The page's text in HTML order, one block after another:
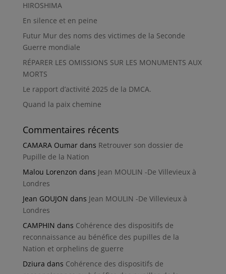
HIROSHIMA
En silence et en peine
Futur Mur des noms des victimes de la Seconde
Guerre mondiale
RÉPARER LES OMISSIONS SUR LES MONUMENTS AUX
MORTS
Le rapport d’activité 2025 de la DMCA.
Quand la paix chemine
Commentaires récents
CAMARA Oumardans Retrouver son dossier de
Pupille de la Nation
Malou Lorenzon dans Jean MOULIN -De Villevieux à
Londres
Jean GOUJON dans Jean MOULIN -De Villevieux à
Londres
CAMPHIN dans Cohérence des dispositifs de
reconnaissance au bénéfice des pupilles de la
Nation et orphelins de guerre
Dziura dans Cohérence des dispositifs de